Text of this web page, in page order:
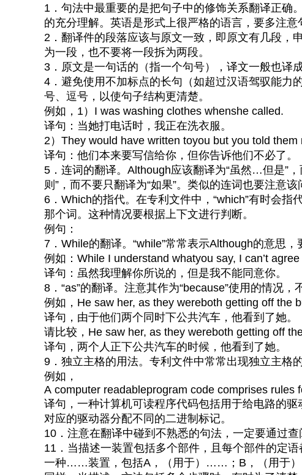
1．句法中最重要的是把句子中的修饰关系翻译正确
的充分理解。英语是形式上很严格的语言，要多注意
2．翻译件的段落应该与原文一致，即原文有几段，
为一段，也不要将一段拆为两段。
3．原文是一句话的（指一个句号），译文一般也译成
4．避免使用不加标点的长句（如超过汉语驾驭能力
号、逗号，以使句子结构更清楚。
例如，1）I was washing clothes whenshe called.
译句：当她打电话时，我正在洗衣服。
2）They would have written toyou but you told them
译句：他们本来要写信给你，但你告诉他们不必了。
5．连词的翻译。Although应该翻译为“虽然…但是”
则”，而不要只翻译为“如果”。类似的连词也要注意该
6．Which的指代。在专利文件中，“which”有时会
那个词。这种情况要根据上下文进行判断。
例句：
7．While的翻译。“while”常常表示Although的意思
例如：While I understand whatyou say, I can’t
译句：虽然我理解你所说的，但是我不能同意你。
8．“as”的翻译。注意其作为“because”使用的情况，
例如，He saw her, as they wereboth getting off the
译句，由于他们两个同时下公共汽车，他看到了她。
请比较，He saw her, as they wereboth getting off
译句，两个人正下公共汽车的时候，他看到了她。
9．独立主格的用法。专利文件中常常出现独立主格
例如，
A computer readableprogram code comprises rules
译句，一种计算机可读程序代码包括用于给电路的
对应的驱动器分配不同的二进制标记。
10．注意在翻译中碰到不熟悉的句法，一定要通过
11．当描述一装置包括多个部件，且每个部件的定语
一种……装置，包括A，（用于）……；B，（用于